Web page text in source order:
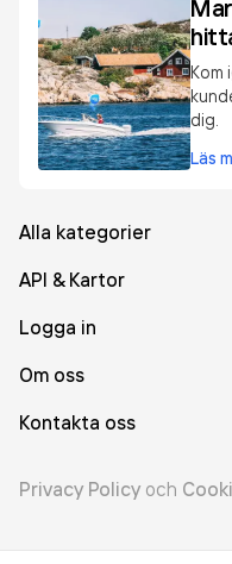
Kom
dig.
Läs
Alla kategorier
API & Kartor
Logga in
Om oss
Kontakta oss
Privacy Policy och